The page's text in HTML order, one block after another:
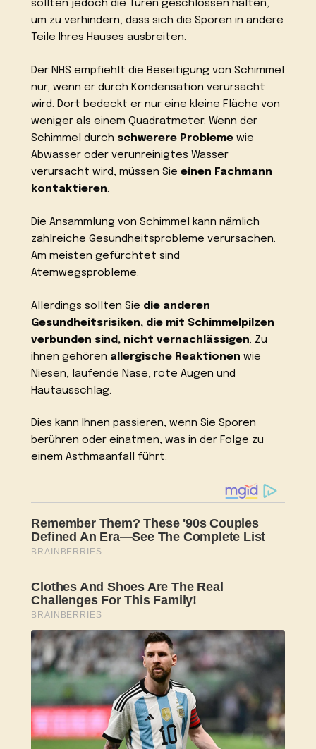
sollten jedoch die Türen geschlossen halten,
um zu verhindern, dass sich die Sporen in andere
Teile Ihres Hauses ausbreiten.
Der NHS empfiehlt die Beseitigung von Schimmel
nur, wenn er durch Kondensation verursacht
wird. Dort bedeckt er nur eine kleine Fläche von
weniger als einem Quadratmeter. Wenn der
Schimmel durch schwerere Probleme wie
Abwasser oder verunreinigtes Wasser
verursacht wird, müssen Sieeinen Fachmann
kontaktieren.
Die Ansammlung von Schimmel kann nämlich
zahlreiche Gesundheitsprobleme verursachen.
Am meisten gefürchtet sind
Atemwegsprobleme.
Allerdings sollten Sie die anderen
Gesundheitsrisiken, die mit Schimmelpilzen
verbunden sind, nicht vernachlässigen. Zu
ihnen gehören allergische Reaktionen wie
Niesen, laufende Nase, rote Augen und
Hautausschlag.
Dies kann Ihnen passieren, wenn Sie Sporen
berühren oder einatmen, was in der Folge zu
einem Asthmaanfall führt.